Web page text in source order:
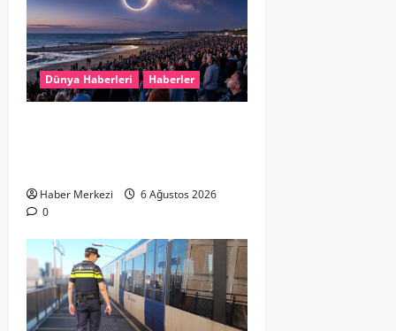
Dünya Haberleri Haberler
Haber Merkezi
6 Ağustos 2026
0